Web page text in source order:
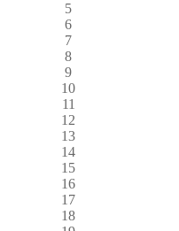
5
6
7
8
9
10
11
12
13
14
15
16
17
18